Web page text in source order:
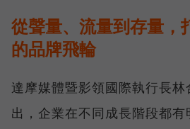
從聲量、流量到存量，
的品牌飛輪
達摩媒體暨影領國際執行長
出，企業在不同成長階段都有